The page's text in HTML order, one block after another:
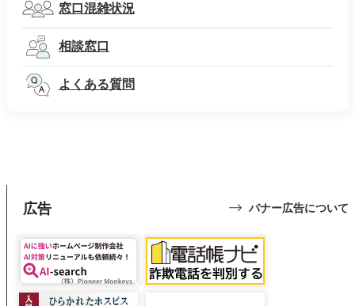
窓口混雑状況
相談窓口
よくある質問
広告 バナー広告について